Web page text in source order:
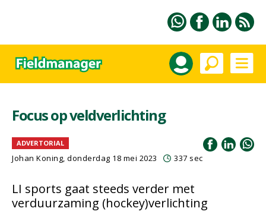
Focus op veldverlichting
ADVERTORIAL
Johan Koning, donderdag 18 mei 2023 337 sec
LI sports gaat steeds verder met
verduurzaming (hockey)verlichting